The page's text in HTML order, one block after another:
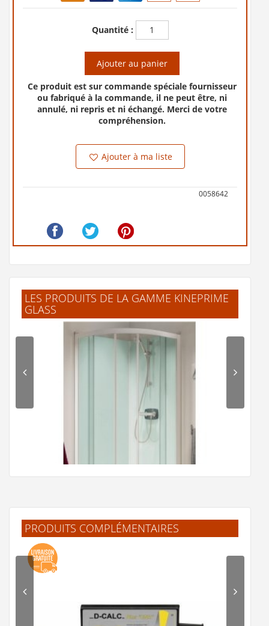
Quantité :
Ajouter au panier
Ce produit est sur commande spéciale fournisseur
ou fabriqué à la commande, il ne peut être, ni
annulé, ni repris et ni échangé. Merci de votre
compréhension.
Ajouter à ma liste
0058642
LES PRODUITS DE LA GAMME KINEPRIME
GLASS
Cabine de douche Kineprime Glass faible hauteur 1/4 de
Voir le produit
PRODUITS COMPLÉMENTAIRES